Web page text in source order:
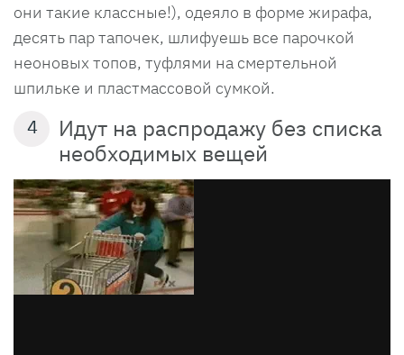
они такие классные!), одеяло в форме жирафа,
десять пар тапочек, шлифуешь все парочкой
неоновых топов, туфлями на смертельной
шпильке и пластмассовой сумкой.
4
Идут на распродажу без списка
необходимых вещей